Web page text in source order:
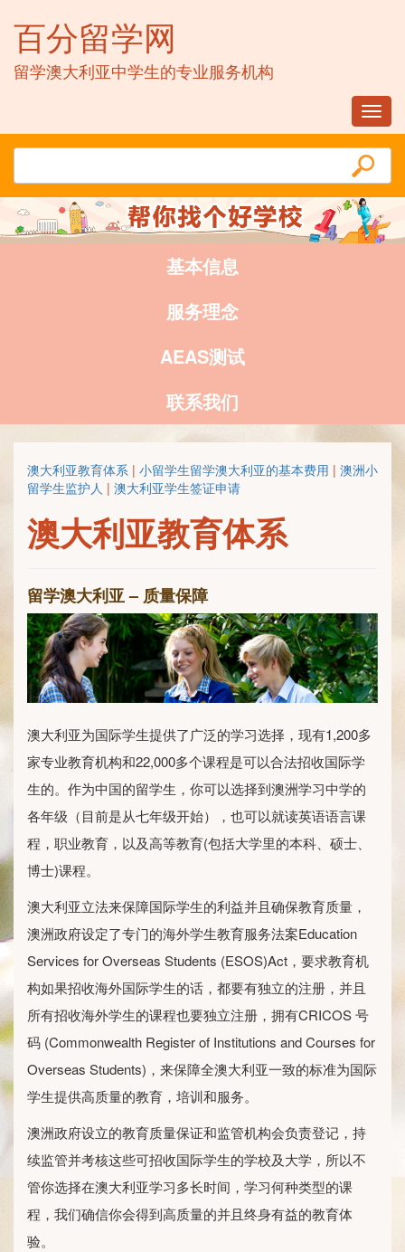
百分留学网
留学澳大利亚中学生的专业服务机构
基本信息
服务理念
AEAS测试
联系我们
澳大利亚教育体系 | 小留学生留学澳大利亚的基本费用 | 澳洲小
留学生监护人 | 澳大利亚学生签证申请
澳大利亚教育体系
留学澳大利亚 – 质量保障
澳大利亚为国际学生提供了广泛的学习选择，现有1,200多
家专业教育机构和22,000多个课程是可以合法招收国际学
生的。作为中国的留学生，你可以选择到澳洲学习中学的
各年级（目前是从七年级开始），也可以就读英语语言课
程，职业教育，以及高等教育(包括大学里的本科、硕士、
博士)课程。
澳大利亚立法来保障国际学生的利益并且确保教育质量，
澳洲政府设定了专门的海外学生教育服务法案Education
Services for Overseas Students (ESOS)Act，要求教育机
构如果招收海外国际学生的话，都要有独立的注册，并且
所有招收海外学生的课程也要独立注册，拥有CRICOS 号
码 (Commonwealth Register of Institutions and Courses for
Overseas Students)，来保障全澳大利亚一致的标准为国际
学生提供高质量的教育，培训和服务。
澳洲政府设立的教育质量保证和监管机构会负责登记，持
续监管并考核这些可招收国际学生的学校及大学，所以不
管你选择在澳大利亚学习多长时间，学习何种类型的课
程，我们确信你会得到高质量的并且终身有益的教育体
验。